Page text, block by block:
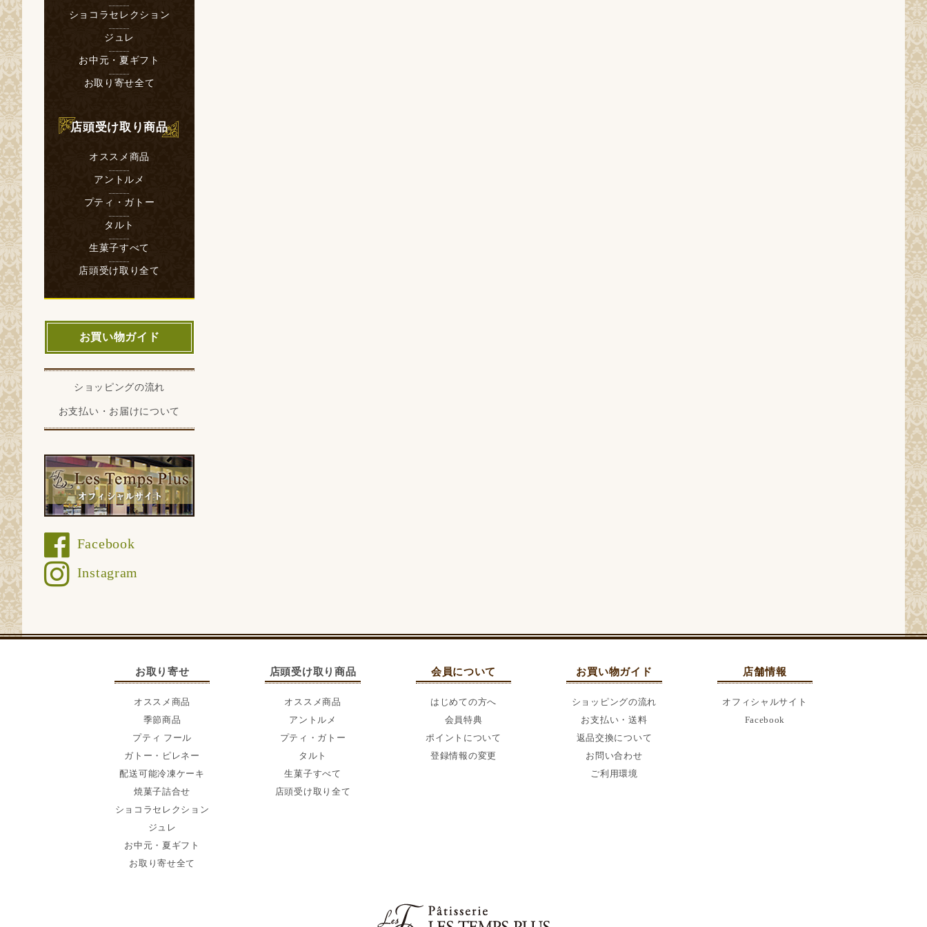
ショコラセレクション
ジュレ
お中元・夏ギフト
お取り寄せ全て
店頭受け取り商品
オススメ商品
アントルメ
プティ・ガトー
タルト
生菓子すべて
店頭受け取り全て
お買い物ガイド
ショッピングの流れ
お支払い・お届けについて
Facebook
Instagram
お取り寄せ
オススメ商品
季節商品
プティ フール
ガトー・ピレネー
配送可能冷凍ケーキ
焼菓子詰合せ
ショコラセレクション
ジュレ
お中元・夏ギフト
お取り寄せ全て
店頭受け取り商品
オススメ商品
アントルメ
プティ・ガトー
タルト
生菓子すべて
店頭受け取り全て
会員について
はじめての方へ
会員特典
ポイントについて
登録情報の変更
お買い物ガイド
ショッピングの流れ
お支払い・送料
返品交換について
お問い合わせ
ご利用環境
店舗情報
オフィシャルサイト
Facebook